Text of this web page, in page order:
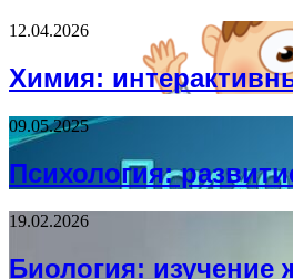
12.04.2026
Химия:
09.05.2025
Психология:
19.02.2026
Биология: изучение